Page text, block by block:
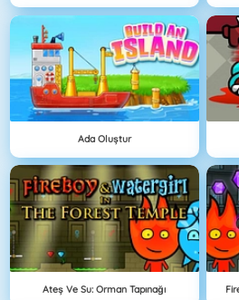
Ada Oluştur
Ateş Ve Su: Orman Tapınağı